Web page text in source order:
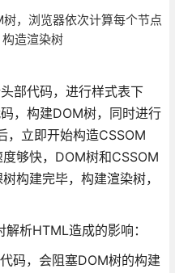
，浏览器依次计算每个节点
造渲染树
部代码，进行样式表下
，构建DOM树，同时进行
，立即开始构造CSSOM
够快，DOM树和CSSOM
构建完毕，构建渲染树，
析HTML造成的影响：
码，会阻塞DOM树的构建